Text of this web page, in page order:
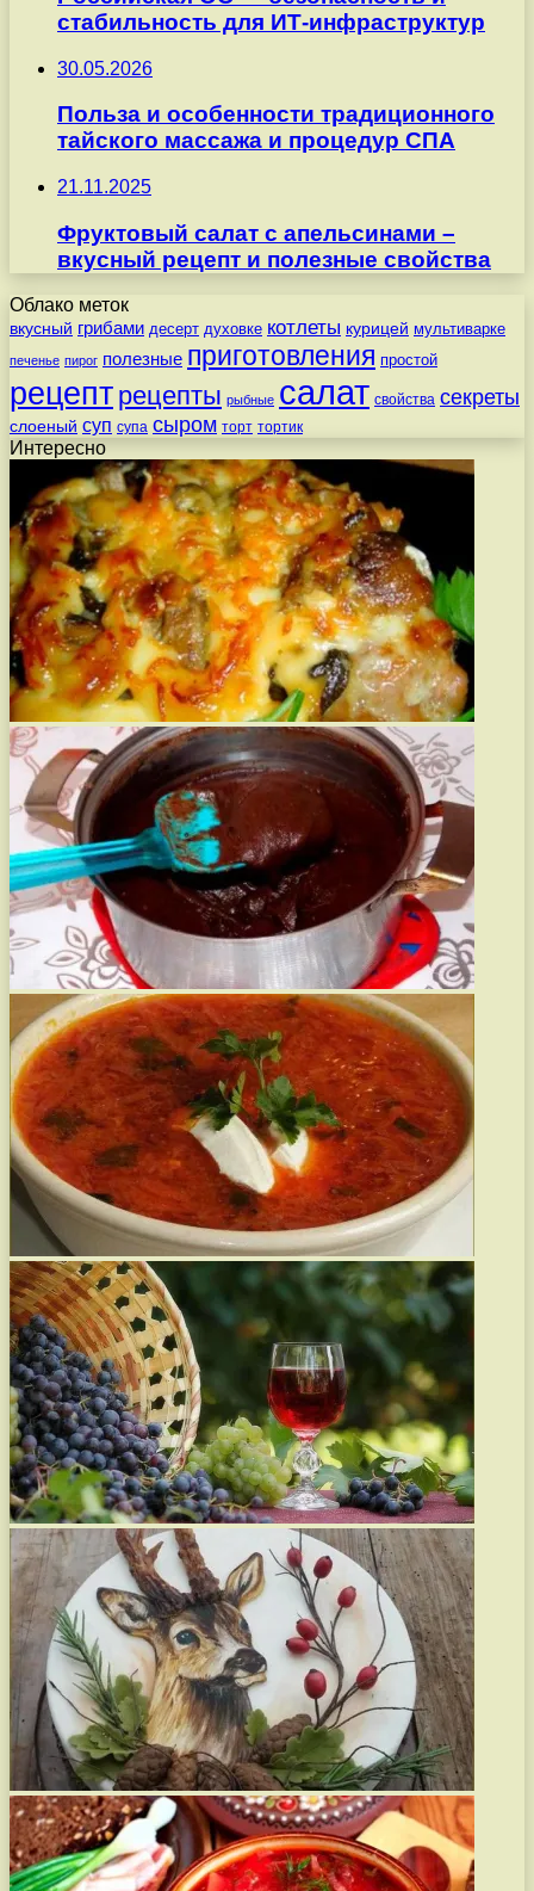
стабильность для ИТ-инфраструктур
30.05.2026
Польза и особенности традиционного
тайского массажа и процедур СПА
21.11.2025
Фруктовый салат с апельсинами –
вкусный рецепт и полезные свойства
Облако меток
вкусный грибами десерт духовке котлеты курицей мультиварке
печенье пирог полезные приготовления простой
рецепт рецепты рыбные салат свойства секреты
слоеный суп супа сыром торт тортик
Интересно